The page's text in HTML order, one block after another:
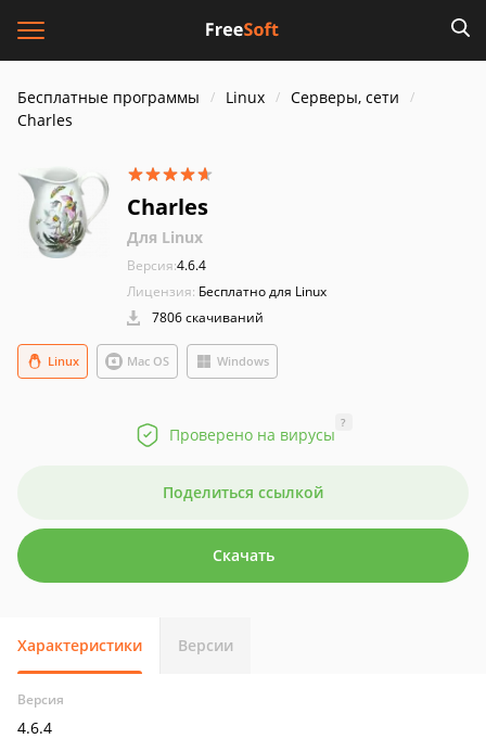
Бесплатные программы Linux
Серверы, сети
Charles
Charles
Для Linux
Версия:4.6.4
Лицензия: Бесплатно для Linux
7806 скачиваний
Linux Mac OS Windows
Проверено на вирусы
?
Поделиться ссылкой
Скачать
Характеристики Версии
Версия
4.6.4